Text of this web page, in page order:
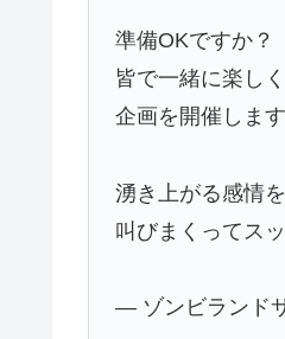
準備OKですか？
皆で一緒に楽し
企画を開催しま
湧き上がる感情を
叫びまくってス
— ゾンビランド